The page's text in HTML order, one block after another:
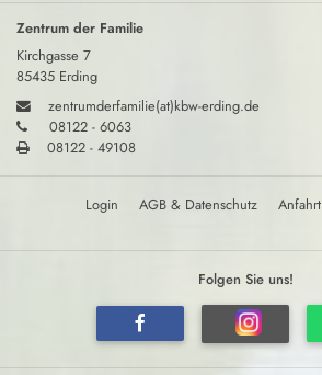
Zentrum der Familie
Kirchgasse 7
85435 Erding
zentrumderfamilie(at)kbw-erding.de
08122 - 6063
08122 - 49108
Login AGB & Datenschutz Anfahrt
Folgen Sie uns!